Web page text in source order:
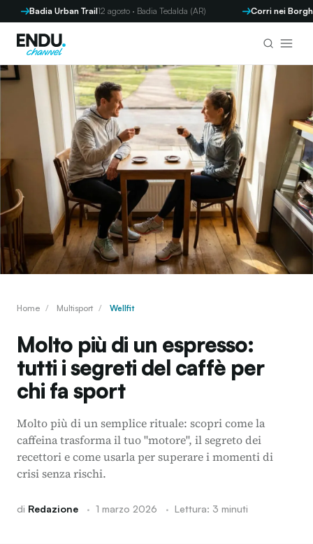
Badia Urban Trail12 agosto · Badia Tedalda (AR) Corri nei Borghi -
Home / Multisport / Wellfit
Molto più di un espresso:
tutti i segreti del caffè per
chi fa sport
Molto più di un semplice rituale: scopri come la
caffeina trasforma il tuo "motore", il segreto dei
recettori e come usarla per superare i momenti di
crisi senza rischi.
di Redazione · 1 marzo 2026 · Lettura: 3 minuti